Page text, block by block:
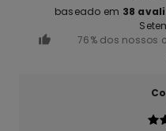
baseado em 38
76% dos nossos